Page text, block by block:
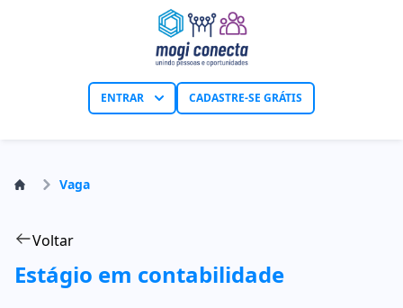
ENTRAR CADASTRE-SE GRÁTIS
Vaga
Voltar
Estágio em contabilidade